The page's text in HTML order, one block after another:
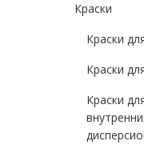
Краски
Краски
Краски
Краски